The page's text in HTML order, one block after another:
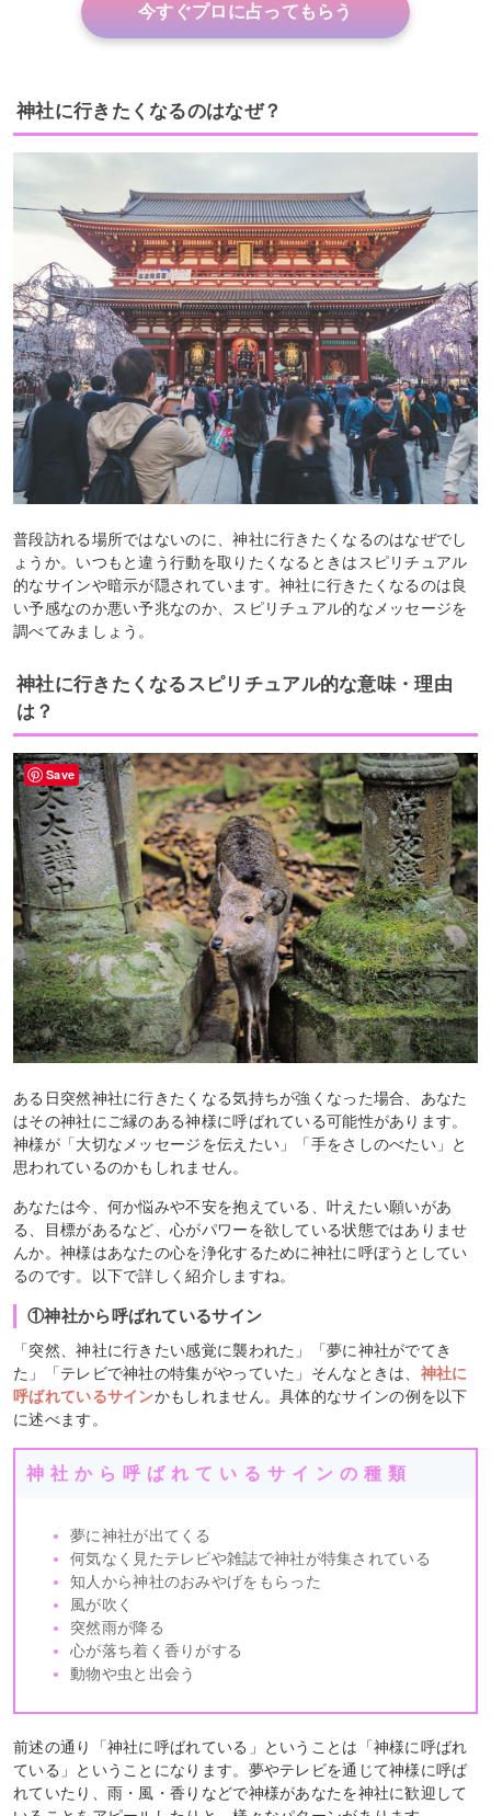
今すぐプロに占ってもらう
神社に行きたくなるのはなぜ？
普段訪れる場所ではないのに、神社に行きたくなるのはなぜでし
ょうか。いつもと違う行動を取りたくなるときはスピリチュアル
的なサインや暗示が隠されています。神社に行きたくなるのは良
い予感なのか悪い予兆なのか、スピリチュアル的なメッセージを
調べてみましょう。
神社に行きたくなるスピリチュアル的な意味・理由
は？
ある日突然神社に行きたくなる気持ちが強くなった場合、あなた
はその神社にご縁のある神様に呼ばれている可能性があります。
神様が「大切なメッセージを伝えたい」「手をさしのべたい」と
思われているのかもしれません。
あなたは今、何か悩みや不安を抱えている、叶えたい願いがあ
る、目標があるなど、心がパワーを欲している状態ではありませ
んか。神様はあなたの心を浄化するために神社に呼ぼうとしてい
るのです。以下で詳しく紹介しますね。
①神社から呼ばれているサイン
「突然、神社に行きたい感覚に襲われた」「夢に神社がでてき
た」「テレビで神社の特集がやっていた」そんなときは、 神社に
呼ばれているサインかもしれません。具体的なサインの例を以下
に述べます。
神社から呼ばれているサインの種類
夢に神社が出てくる
何気なく見たテレビや雑誌で神社が特集されている
知人から神社のおみやげをもらった
風が吹く
突然雨が降る
心が落ち着く香りがする
動物や虫と出会う
前述の通り「神社に呼ばれている」ということは「神様に呼ばれ
ている」ということになります。夢やテレビを通じて神様に呼ば
れていたり、雨・風・香りなどで神様があなたを神社に歓迎して
Save